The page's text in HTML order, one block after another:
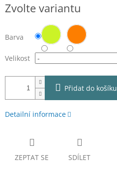
cena:
Zvolte variantu
Barva
Velikost
Přidat do košíku
Detailní informace
ZEPTAT SE SDÍLET